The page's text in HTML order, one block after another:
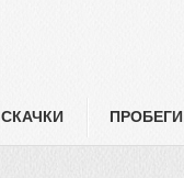
СКАЧКИ ПРОБЕГИ